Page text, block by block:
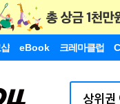
eBook 크레마클럽